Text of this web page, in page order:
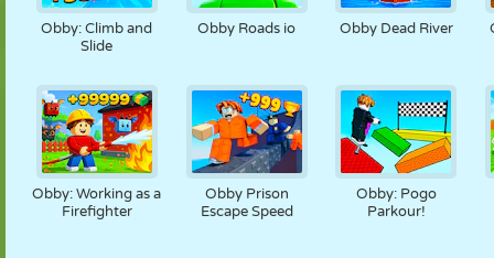
Obby: Climb and
Slide
Obby Roads io Obby Dead River
Obby: Working as a
Firefighter
Obby Prison
Escape Speed
Obby: Pogo
Parkour!